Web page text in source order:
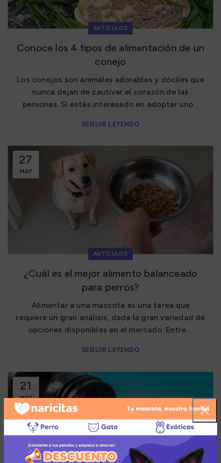
ARTÍCULOS
Conoce los 4 tipos de alimentación de un
conejo
Los conejos son animales adorables y dóciles que
nunca dejan de cautivar el corazón de las
personas. Si estás interesado en adoptar uno...
SEGUIR LEYENDO
27
MAY
ARTÍCULOS
¿Cuál es el mejor alimento balanceado
para perros?
Alimentar a una mascota es una tarea que
requiere un gran análisis, dada la gran variedad de
opciones disponibles en el mercado. Entre ...
SEGUIR LEYENDO
21
MAY